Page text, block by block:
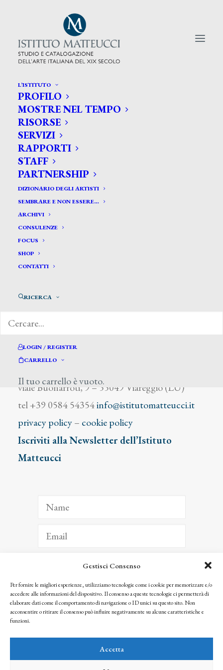
Gestisci Consenso
Per fornire le migliori esperienze, utilizziamo tecnologie come i cookie per memorizzare e/o
accedere alle informazioni del dispositivo. Il consenso a queste tecnologie ci permetterà di
elaborare dati come il comportamento di navigazione o ID unici su questo sito. Non
acconsentire o ritirare il consenso può influire negativamente su alcune caratteristiche e
funzioni.
Accetta
L’ISTITUTO
PROFILO
MOSTRE NEL TEMPO
RISORSE
SERVIZI
RAPPORTI
STAFF
PARTNERSHIP
DIZIONARIO DEGLI ARTISTI
SEMBRARE E NON ESSERE…
ARCHIVI
CONSULENZE
FOCUS
SHOP
CONTATTI
RICERCA
LOGIN / REGISTER
CARRELLO
Il tuo carrello è vuoto.
CERCA TRA GLI ARTISTI:
Search
for:
Weber Xawer Franz
viale Buonarroti, 9 – 55049 Viareggio (LU)
tel +39 0584 54354info@istitutomatteucci.it
privacy policy– cookie policy
Iscriviti alla Newsletter dell’Istituto
Matteucci
ISCRIVITI
Facendo clic per iscriverti, riconosci che le tue informazioni saranno trattate
seguendo la nostra Privacy Policy
© 2025 Istituto Matteucci. All right reserved
l’autorizzazione scritta dei proprietari dei diritti e dell’Istituto Matteucci